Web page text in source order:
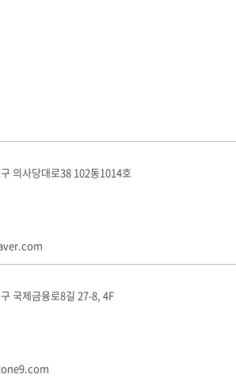
의사당대로38 102동1014호
국제금융로8길 27-8, 4F